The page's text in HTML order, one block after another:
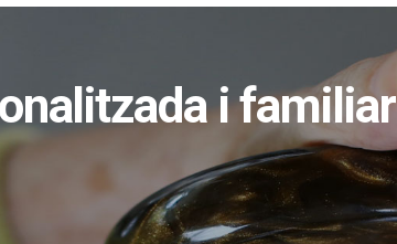
i familiar